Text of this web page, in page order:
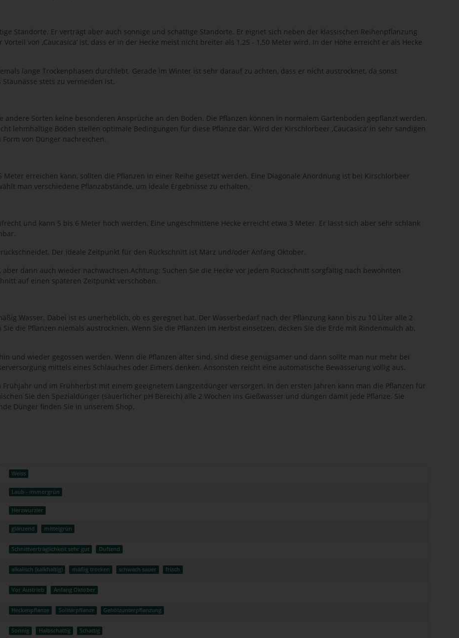
Standorte. Er verträgt aber auch sonnige und schattige Standorte. Er eignet sich neben der klassischen Reihenpflanzung
von ‚Caucasica‘ ist, dass er in der Hecke meist nicht breiter als 1,25 - 1,50 Meter wird. In der Höhe erreicht er als Hecke
lange Trockenphasen durchlebt. Gerade im Winter ist sehr darauf zu achten, dass er nicht austrocknet, da sonst
stets zu vermeiden ist.
andere Sorten keine besonderen Ansprüche an den Boden. Die Pflanzen können in normalem Gartenboden gepflanzt werden.
lehmhaltige Böden stellen optimale Bedingungen für diese Pflanze dar. Wird der Kirschlorbeer ‚Caucasica‘ in sehr sandigen
von Dünger nachreichen.
Meter erreichen kann, sollten die Pflanzen in einer Reihe gesetzt werden. Eine Diagonale Anordnung ist bei Kirschlorbeer
man verschiedene Pflanzabstände, um ideale Ergebnisse zu erhalten.
und kann 5 bis 6 Meter hoch werden. Eine ungeschnittene Hecke erreicht etwa 3 Meter. Er lässt sich aber sehr schlank
Der ideale Zeitpunkt für den Rückschnitt ist März und/oder Anfang Oktober.
dann auch wieder nachwachsen.Achtung: Suchen Sie die Hecke vor jedem Rückschnitt sorgfältig nach bewohnten
auf einen späteren Zeitpunkt verschoben.
Wasser. Dabei ist es unerheblich, ob es geregnet hat. Der Wasserbedarf nach der Pflanzung kann bis zu 10 Liter alle 2
die Pflanzen niemals austrocknen. Wenn Sie die Pflanzen im Herbst einsetzen, decken Sie die Erde mit Rindenmulch ab,
und wieder gegossen werden. Wenn die Pflanzen älter sind, sind diese genügsamer und dann sollte man nur mehr bei
mittels eines Schlauches oder Eimers denken. Ansonsten reicht eine automatische Bewässerung völlig aus.
und im Frühherbst mit einem geeignetem Langzeitdünger versorgen. In den ersten Jahren kann man die Pflanzen für
Sie den Spezialdünger (säuerlicher pH Bereich) alle 2 Wochen ins Gießwasser und düngen damit jede Pflanze. Sie
Dünger finden Sie in unserem Shop.
Weiss
Laub - immergrün
Herzwurzler
glänzend mittelgrün
Schnittverträglichkeit sehr gut Duftend
alkalisch (kalkhaltig) mäßig trocken schwach sauer frisch
Vor Austrieb Anfang Oktober
Heckenpflanze Solitärpflanze Gehölzunterpflanzung
Sonnig Halbschattig Schattig